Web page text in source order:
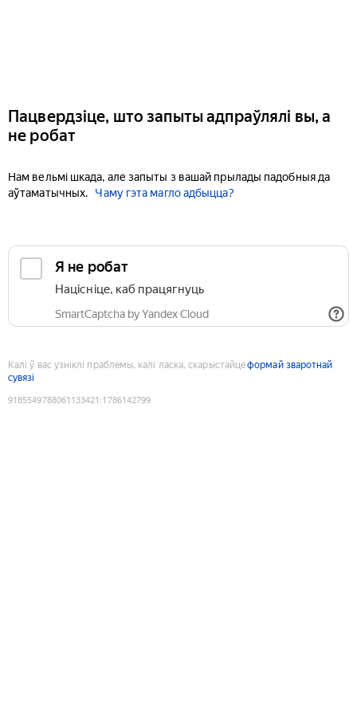
Пацвердзіце, што запыты адпраўлялі вы, а
не робат
Нам вельмі шкада, але запыты з вашай прылады падобныя да
аўтаматычных.
Чаму гэта магло адбыцца?
Я не робат
Націсніце, каб працягнуць
SmartCaptcha by Yandex Cloud
Калі ў вас узніклі праблемы, калі ласка, скарыстайцеформай зваротнай
сувязі
9185549788061133421 :1786142799